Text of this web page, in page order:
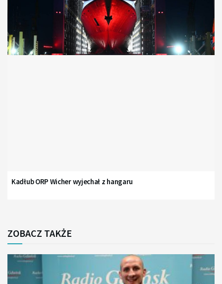
Kadłub ORP Wicher wyjechał z hangaru
ZOBACZ TAKŻE